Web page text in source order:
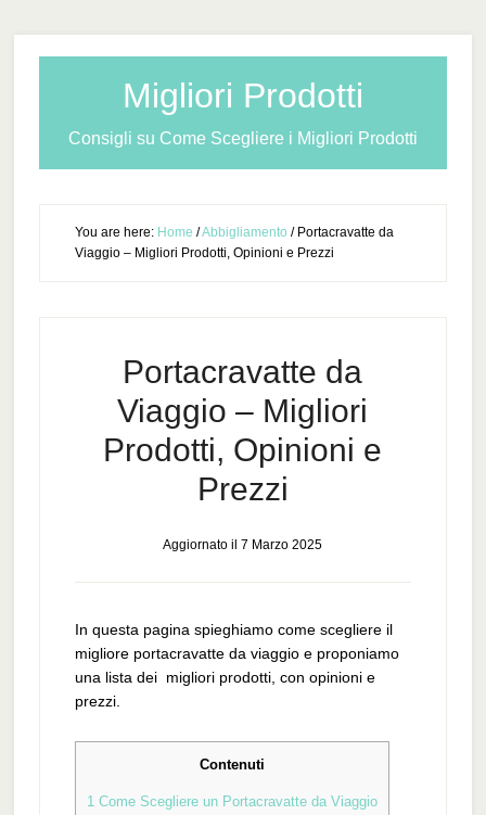
Migliori Prodotti
Consigli su Come Scegliere i Migliori Prodotti
You are here: Home /Abbigliamento /Portacravatte da
Viaggio – Migliori Prodotti, Opinioni e Prezzi
Portacravatte da
Viaggio – Migliori
Prodotti, Opinioni e
Prezzi
Aggiornato il7 Marzo 2025
In questa pagina spieghiamo come scegliere il
migliore portacravatte da viaggio e proponiamo
una lista dei migliori prodotti, con opinioni e
prezzi.
Contenuti
1Come Scegliere un Portacravatte da Viaggio